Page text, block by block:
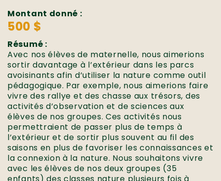
Montant donné :
500 $
Résumé :
Avec nos élèves de maternelle, nous aimerions
sortir davantage à l’extérieur dans les parcs
avoisinants afin d’utiliser la nature comme outil
pédagogique. Par exemple, nous aimerions faire
vivre des rallye et des chasse aux trésors, des
activités d’observation et de sciences aux
élèves de nos groupes. Ces activités nous
permettraient de passer plus de temps à
l’extérieur et de sortir plus souvent au fil des
saisons en plus de favoriser les connaissances et
la connexion à la nature. Nous souhaitons vivre
avec les élèves de nos deux groupes (35